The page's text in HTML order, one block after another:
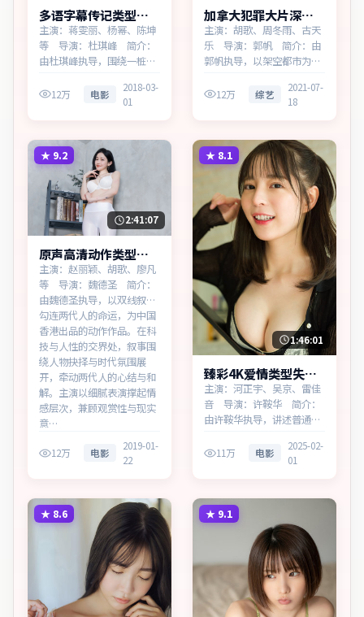
多语字幕传记类型风
暴边界热播更新中
主演：蒋雯丽、杨幂、陈坤
等 导演：杜琪峰 简介：
由杜琪峰执导，围绕一桩陈
作品。在科技与人性的交界
处，叙事围绕人物抉择与时
长，值得细品。主演以细腻
表演撑起情感层次，兼顾观
赏性与现实意义。
12万 电影
2018-03-
01
加拿大犯罪大片深海
回响多终端播放
主演：胡歌、周冬雨、古天
乐 导演：郭帆 简介：由
郭帆执导，以架空都市为蓝
品。在记忆与现实的裂缝
中，叙事围绕人物抉择与时
现群像张力。主演以细腻表
演撑起情感层次，兼顾观赏
性与现实意义。
12万 综艺
2021-07-
18
★ 9.2
2:41:07
原声高清动作类型雾
岛档案多终端播放
主演：赵丽颖、胡歌、廖凡
等 导演：魏德圣 简介：
由魏德圣执导，以双线叙事
勾连两代人的命运，为中国
香港出品的动作作品。在科
技与人性的交界处，叙事围
绕人物抉择与时代氛围展
开，牵动两代人的心结与和
解。主演以细腻表演撑起情
感层次，兼顾观赏性与现实
意…
12万 电影
2019-01-
22
★ 8.1
1:46:01
臻彩4K爱情类型失控
回响高清完整在线
主演：河正宇、吴京、雷佳
音 导演：许鞍华 简介：
由许鞍华执导，讲述普通人
国出品的爱情作品。在高度
疏离的都市丛林里，叙事围
开，层层剥开谎言与真相。
主演以细腻表演撑起情感层
次，兼顾观赏性与现实意
11万 电影
2025-02-
01
★ 8.6 ★ 9.1